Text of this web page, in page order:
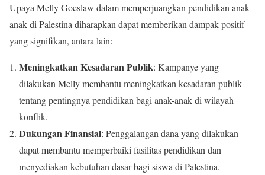
Upaya Melly Goeslaw dalam memperjuangkan pendidikan anak-
anak di Palestina diharapkan dapat memberikan dampak positif
yang signifikan, antara lain:
Meningkatkan Kesadaran Publik: Kampanye yang
dilakukan Melly membantu meningkatkan kesadaran publik
tentang pentingnya pendidikan bagi anak-anak di wilayah
konflik.
Dukungan Finansial: Penggalangan dana yang dilakukan
dapat membantu memperbaiki fasilitas pendidikan dan
menyediakan kebutuhan dasar bagi siswa di Palestina.